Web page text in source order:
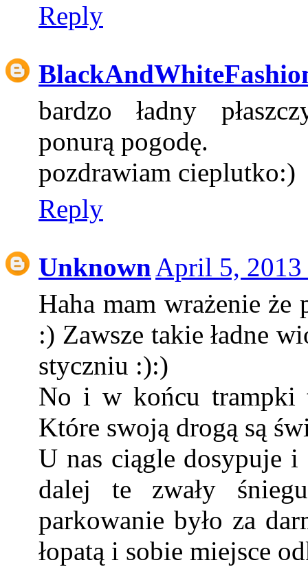
Reply
bardzo ładny
ponurą pogodę.
pozdrawiam cieplutko:)
Reply
UnknownApril 5,
Haha mam wrażenie
:) Zawsze takie ładne
styczniu :):)
No i w końcu trampki
Które swoją drogą są
U nas ciągle dosypuje
dalej te zwały
parkowanie było za
łopatą i sobie miejsce